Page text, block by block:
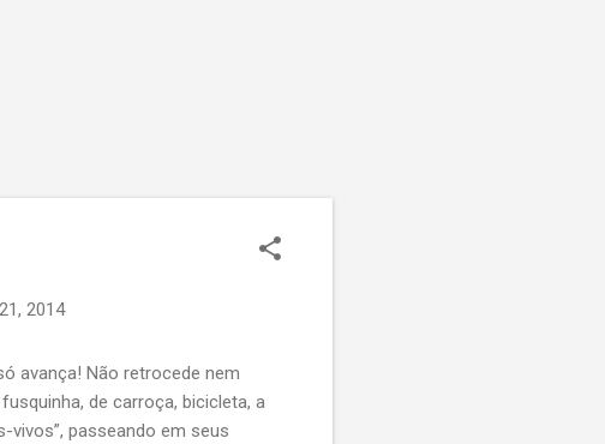
2014
avança! Não retrocede nem
de carroça, bicicleta, a
vivos”, passeando em seus